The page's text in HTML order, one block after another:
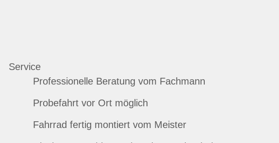
Service
Professionelle Beratung vom Fachmann
Probefahrt vor Ort möglich
Fahrrad fertig montiert vom Meister